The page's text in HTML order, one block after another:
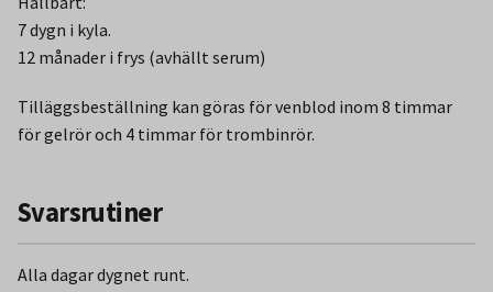
7 dygn i kyla.
12 månader i frys (avhällt serum)
Tilläggsbeställning kan göras för venblod inom 8 timmar
för gelrör och 4 timmar för trombinrör.
Svarsrutiner
Alla dagar dygnet runt.